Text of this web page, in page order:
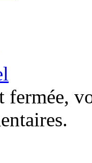
fermée,